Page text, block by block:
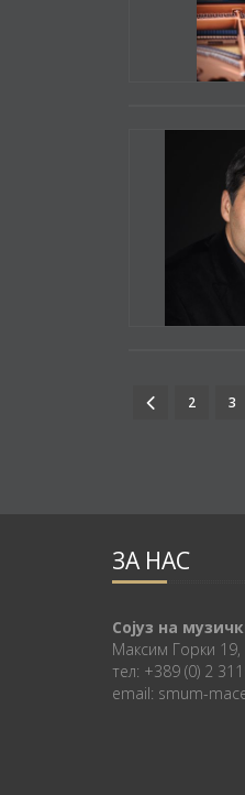
2 3
ЗА НАС
Сојуз на
Максим Горки 19,
тел: +389 (0) 2
email: smum-